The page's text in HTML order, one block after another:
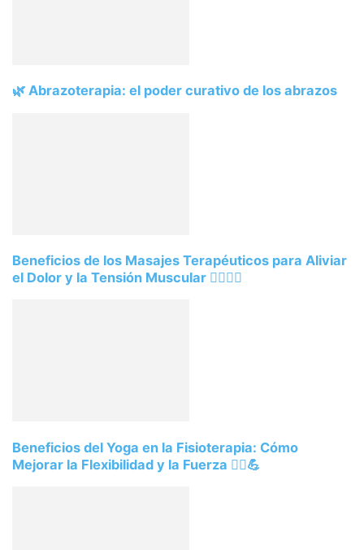
🌿 Abrazoterapia: el poder curativo de los abrazos
Beneficios de los Masajes Terapéuticos para Aliviar
el Dolor y la Tensión Muscular 💆‍♂️💆‍♀️
Beneficios del Yoga en la Fisioterapia: Cómo
Mejorar la Flexibilidad y la Fuerza 🧘‍♀️💪